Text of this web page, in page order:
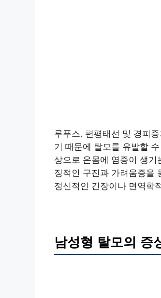
루푸스, 편평태선 및 경피
기 때문에 탈모를 유발할
상으로 온몸에 염증이 생
징적인 구진과 가려움증을
정신적인 긴장이나 면역학
남성형 탈모의 증